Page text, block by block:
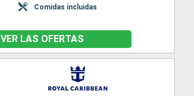
Comidas incluidas
VER LAS OFERTAS